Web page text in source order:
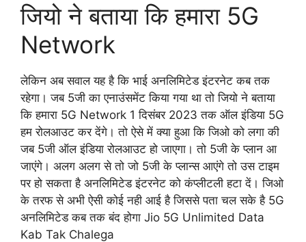
जियो ने बताया कि हमारा 5G
Network
लेकिन अब सवाल यह है कि भाई अनलिमिटेड इंटरनेट कब तक
रहेगा। जब 5जी का एनाउंसमेंट किया गया था तो जियो ने बताया
कि हमारा 5G Network 1 दिसंबर 2023 तक ऑल इंडिया 5G
हम रोलआउट कर देंगे। तो ऐसे में क्या हुआ कि जिओ को लगा की
जब 5जी ऑल इंडिया रोलआउट हो जाएगा। तो 5जी के प्लान आ
जाएंगे। अलग अलग से तो जो 5जी के प्लान्स आएंगे तो उस टाइम
पर हो सकता है अनलिमिटेड इंटरनेट को कंप्लीटली हटा दें। जिओ
के तरफ से अभी ऐसी कोई नही आई है जिससे पता चल सके है 5G
अनलिमिटेड कब तक बंद होगा Jio 5G Unlimited Data
Kab Tak Chalega